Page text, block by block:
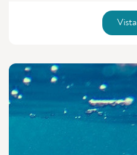
Vista